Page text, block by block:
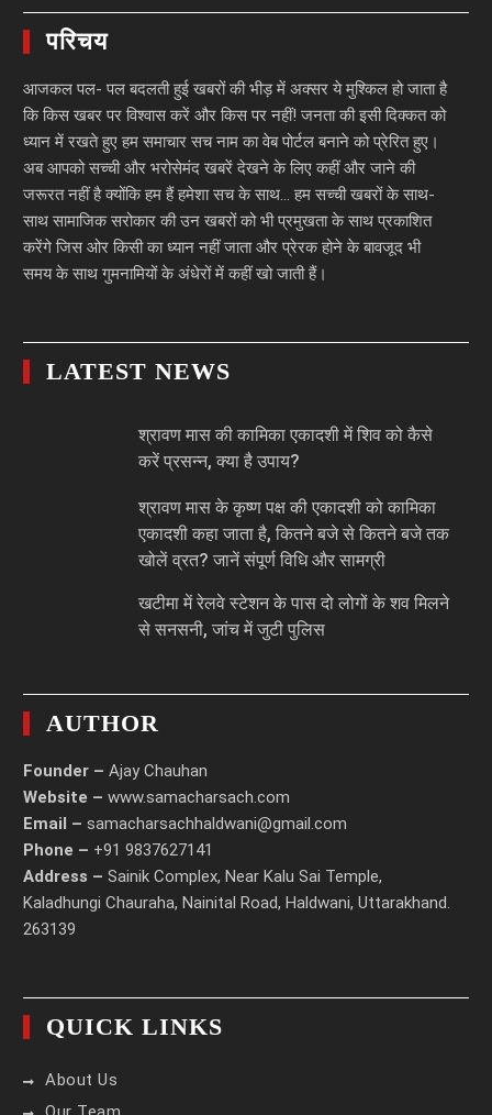
परिचय
आजकल पल- पल बदलती हुई खबरों की भीड़ में अक्सर ये मुश्किल हो जाता है
कि किस खबर पर विश्वास करें और किस पर नहीं! जनता की इसी दिक्कत को
ध्यान में रखते हुए हम समाचार सच नाम का वेब पोर्टल बनाने को प्रेरित हुए।
अब आपको सच्ची और भरोसेमंद खबरें देखने के लिए कहीं और जाने की
जरूरत नहीं है क्योंकि हम हैं हमेशा सच के साथ… हम सच्ची खबरों के साथ-
साथ सामाजिक सरोकार की उन खबरों को भी प्रमुखता के साथ प्रकाशित
करेंगे जिस ओर किसी का ध्यान नहीं जाता और प्रेरक होने के बावजूद भी
समय के साथ गुमनामियों के अंधेरों में कहीं खो जाती हैं।
LATEST NEWS
श्रावण मास की कामिका एकादशी में शिव को कैसे
करें प्रसन्न, क्या है उपाय?
श्रावण मास के कृष्ण पक्ष की एकादशी को कामिका
एकादशी कहा जाता है, कितने बजे से कितने बजे तक
खोलें व्रत? जानें संपूर्ण विधि और सामग्री
खटीमा में रेलवे स्टेशन के पास दो लोगों के शव मिलने
से सनसनी, जांच में जुटी पुलिस
AUTHOR
Founder – Ajay Chauhan
Website – www.samacharsach.com
Email – samacharsachhaldwani@gmail.com
Phone – +91 9837627141
Address – Sainik Complex, Near Kalu Sai Temple,
Kaladhungi Chauraha, Nainital Road, Haldwani, Uttarakhand.
263139
QUICK LINKS
About Us